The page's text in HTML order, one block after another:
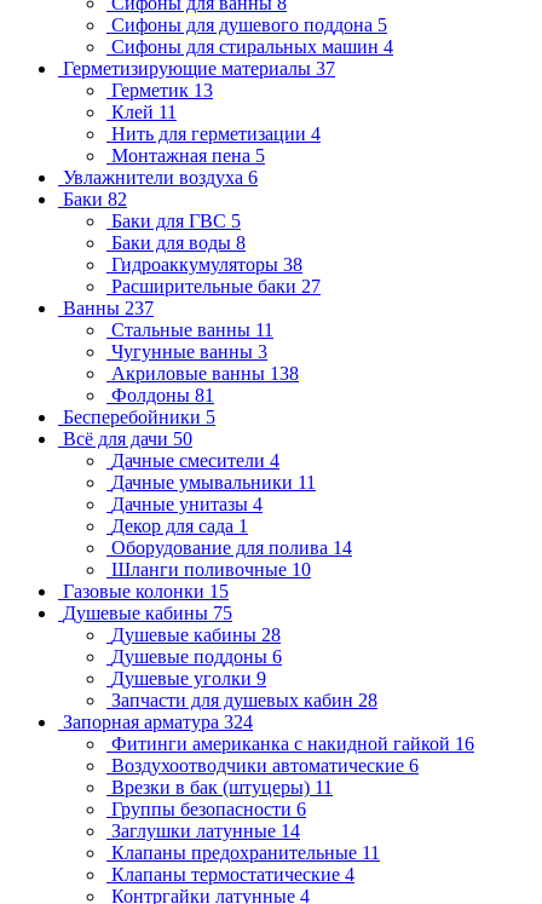
Сифоны для душевого поддона 5
Сифоны для стиральных машин 4
Герметизирующие материалы 37
Герметик 13
Клей 11
Нить для герметизации 4
Монтажная пена 5
Увлажнители воздуха 6
Баки 82
Баки для ГВС 5
Баки для воды 8
Гидроаккумуляторы 38
Расширительные баки 27
Ванны 237
Стальные ванны 11
Чугунные ванны 3
Акриловые ванны 138
Фолдоны 81
Бесперебойники 5
Всё для дачи 50
Дачные смесители 4
Дачные умывальники 11
Дачные унитазы 4
Декор для сада 1
Оборудование для полива 14
Шланги поливочные 10
Газовые колонки 15
Душевые кабины 75
Душевые кабины 28
Душевые поддоны 6
Душевые уголки 9
Запчасти для душевых кабин 28
Запорная арматура 324
Фитинги американка с накидной гайкой 16
Воздухоотводчики автоматические 6
Врезки в бак (штуцеры) 11
Группы безопасности 6
Заглушки латунные 14
Клапаны предохранительные 11
Клапаны термостатические 4
Контргайки латунные 4